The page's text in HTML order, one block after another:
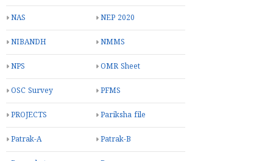
NAS NEP 2020
NIBANDH NMMS
NPS OMR Sheet
OSC Survey PFMS
PROJECTS Pariksha file
Patrak-A Patrak-B